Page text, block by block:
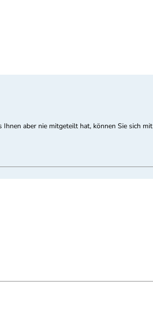
Ihnen aber nie mitgeteilt hat, können Sie sich mit